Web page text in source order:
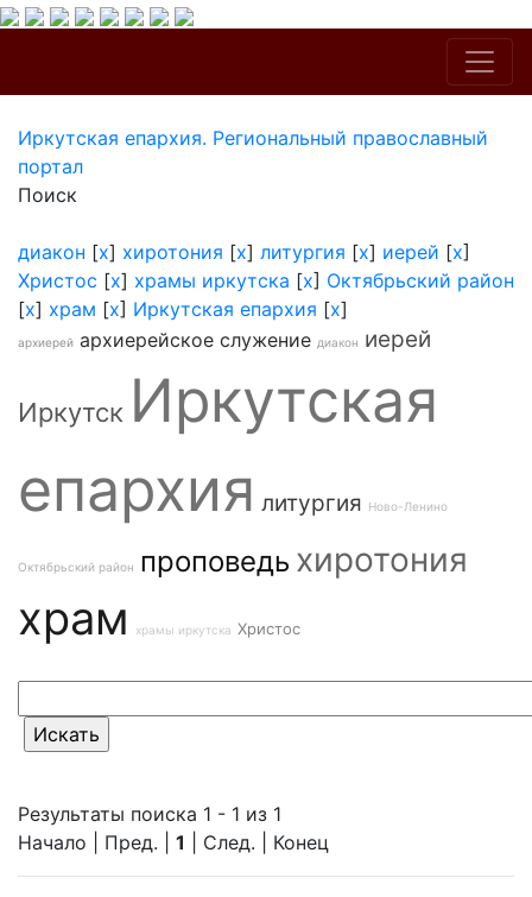
Иркутская епархия. Региональный православный
портал
Поиск
диакон [x] хиротония [x] литургия [x] иерей [x]
Христос [x] храмы иркутска [x] Октябрьский район
[x] храм [x] Иркутская епархия [x]
архиерей архиерейское служение диакон иерей
Иркутск Иркутская
епархия литургия Ново-Ленино
Октябрьский район проповедь хиротония
храм храмы иркутска Христос
Результаты поиска 1 - 1 из 1
Начало | Пред. | 1 | След. | Конец